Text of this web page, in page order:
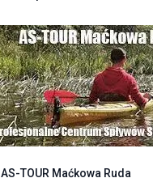
AS-TOUR Maćkowa Ruda